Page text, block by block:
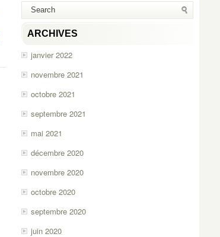
ARCHIVES
janvier 2022
novembre 2021
octobre 2021
septembre 2021
mai 2021
décembre 2020
novembre 2020
octobre 2020
septembre 2020
juin 2020